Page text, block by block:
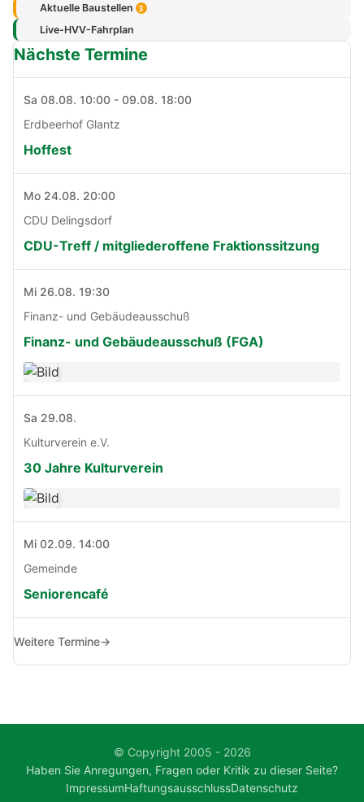
Aktuelle Baustellen 3
Live-HVV-Fahrplan
Nächste Termine
Sa 08.08. 10:00 - 09.08. 18:00
Erdbeerhof Glantz
Hoffest
Mo 24.08. 20:00
CDU Delingsdorf
CDU-Treff / mitgliederoffene Fraktionssitzung
Mi 26.08. 19:30
Finanz- und Gebäudeausschuß
Finanz- und Gebäudeausschuß (FGA)
Sa 29.08.
Kulturverein e.V.
30 Jahre Kulturverein
Mi 02.09. 14:00
Gemeinde
Seniorencafé
Weitere Termine→
© Copyright 2005 - 2026
Haben Sie Anregungen, Fragen oder Kritik zu dieser Seite?
ImpressumHaftungsausschlussDatenschutz